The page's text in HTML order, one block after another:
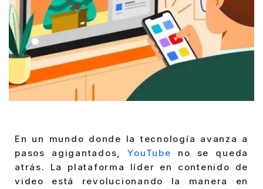
En un mundo donde la tecnología avanza a
pasos agigantados,YouTube no se queda
atrás. La plataforma líder en contenido de
video está revolucionando la manera en